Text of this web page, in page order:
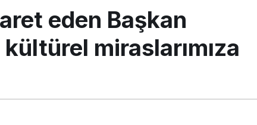
eden Başkan
miraslarımıza